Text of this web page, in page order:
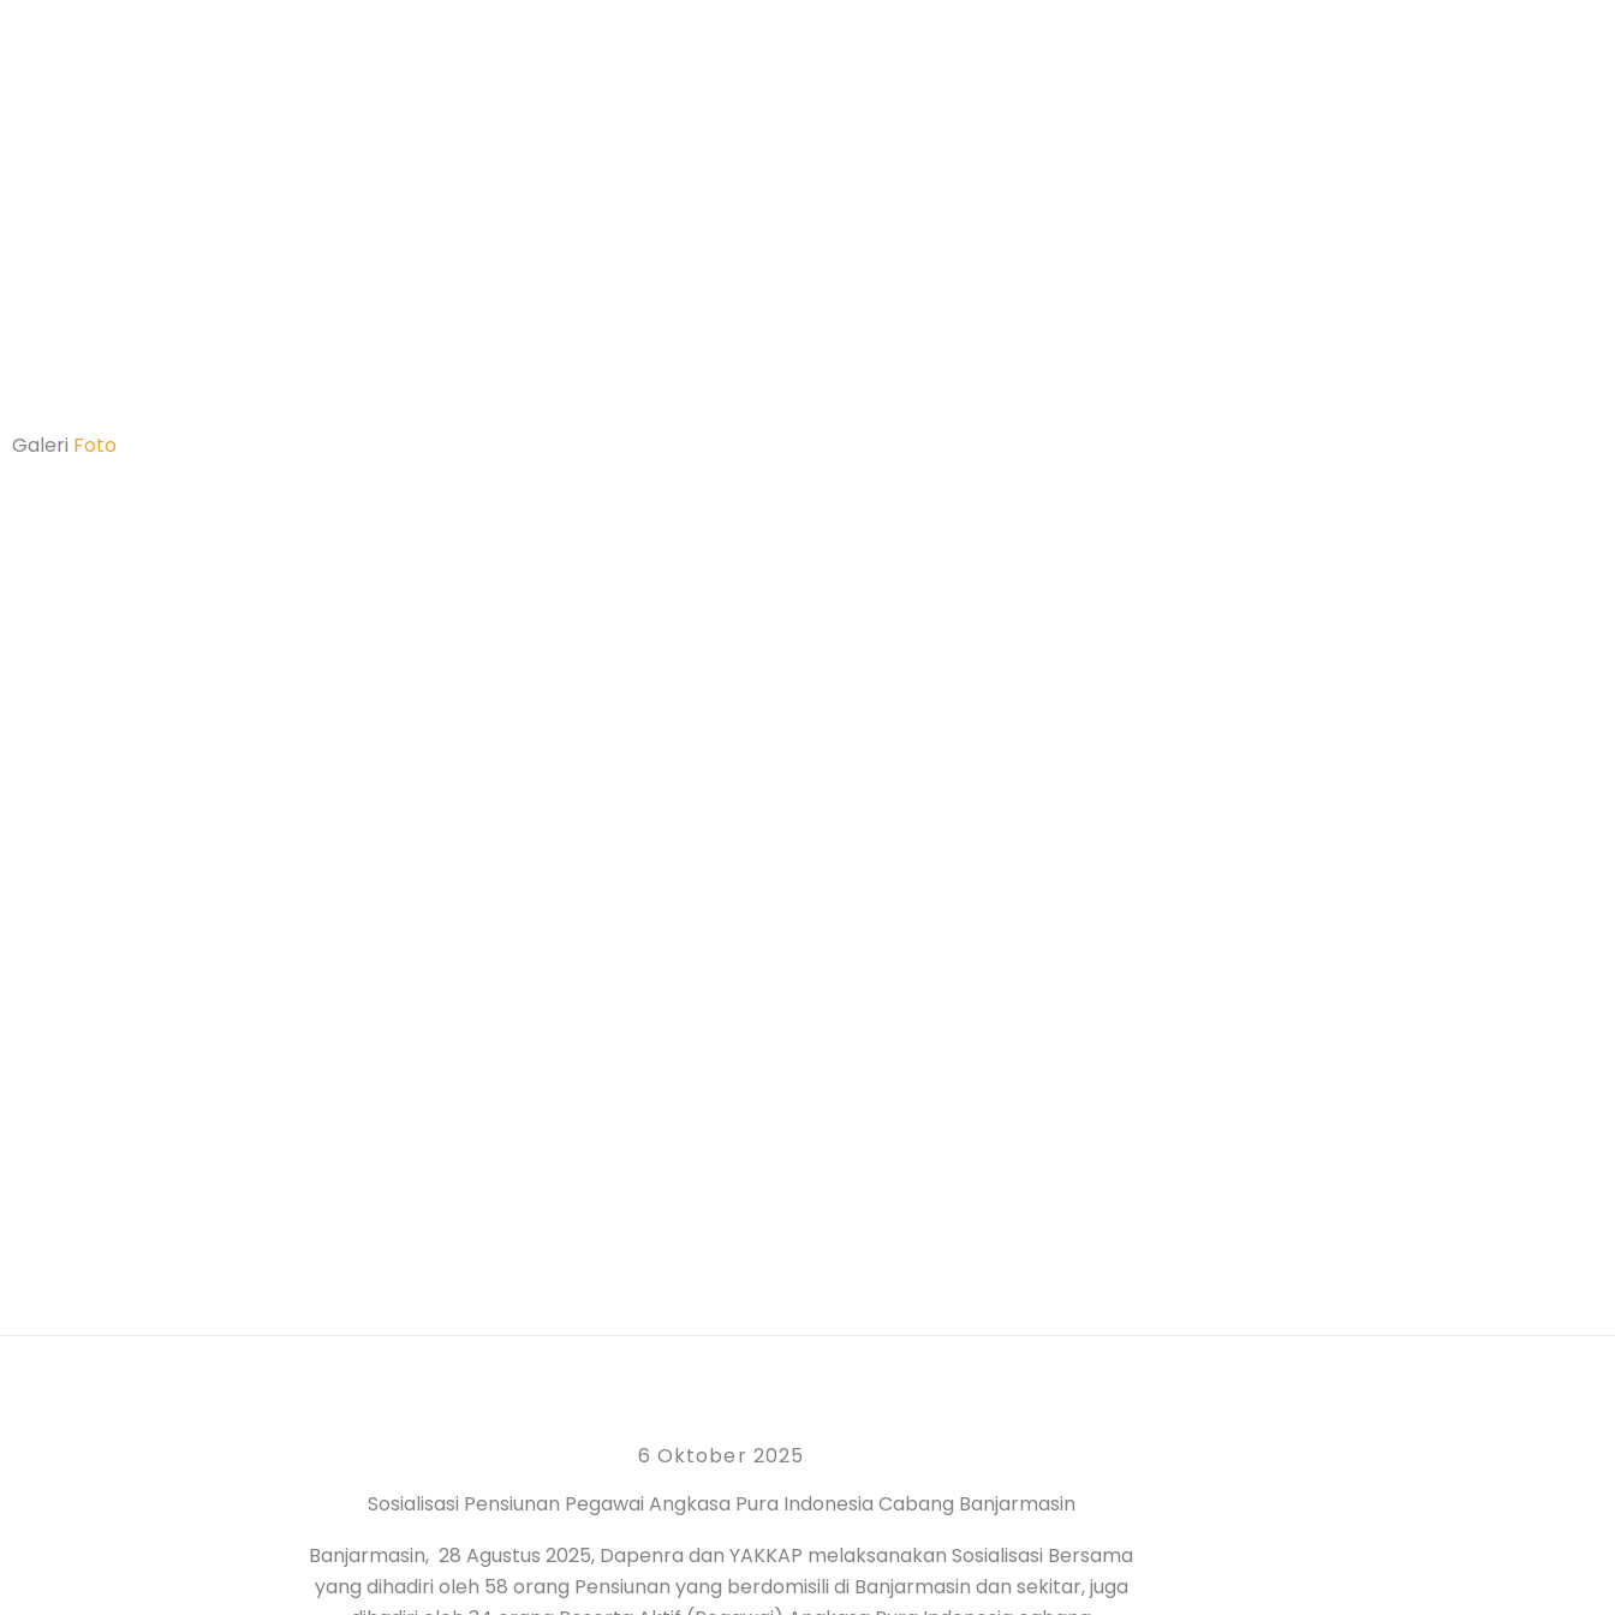
Galeri Foto
6 Oktober 2025
Sosialisasi Pensiunan Pegawai Angkasa Pura Indonesia Cabang Banjarmasin
Banjarmasin, 28 Agustus 2025, Dapenra dan YAKKAP melaksanakan Sosialisasi Bersama
yang dihadiri oleh 58 orang Pensiunan yang berdomisili di Banjarmasin dan sekitar, juga